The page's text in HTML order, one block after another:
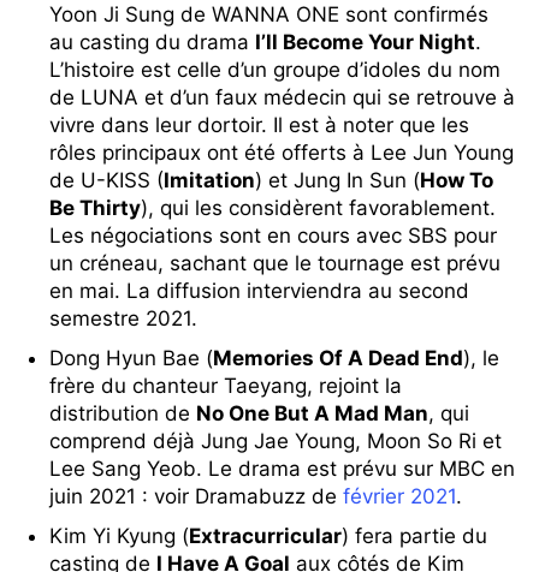
Yoon Ji Sung de WANNA ONE sont confirmés
au casting du drama I’ll Become Your Night.
L’histoire est celle d’un groupe d’idoles du nom
de LUNA et d’un faux médecin qui se retrouve à
vivre dans leur dortoir. Il est à noter que les
rôles principaux ont été offerts à Lee Jun Young
de U-KISS (Imitation) et Jung In Sun (How To
Be Thirty), qui les considèrent favorablement.
Les négociations sont en cours avec SBS pour
un créneau, sachant que le tournage est prévu
en mai. La diffusion interviendra au second
semestre 2021.
Dong Hyun Bae (Memories Of A Dead End), le
frère du chanteur Taeyang, rejoint la
distribution de No One But A Mad Man, qui
comprend déjà Jung Jae Young, Moon So Ri et
Lee Sang Yeob. Le drama est prévu sur MBC en
juin 2021 : voir Dramabuzz de février 2021.
Kim Yi Kyung (Extracurricular) fera partie du
casting de I Have A Goal aux côtés de Kim